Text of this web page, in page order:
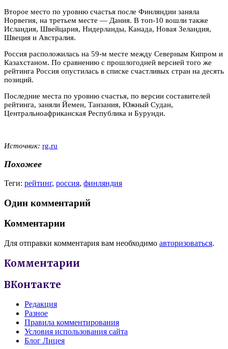
Второе место по уровню счастья после Финляндии заняла
Норвегия, на третьем месте — Дания. В топ-10 вошли также
Исландия, Швейцария, Нидерланды, Канада, Новая Зеландия,
Швеция и Австралия.
Россия расположилась на 59-м месте между Северным Кипром и
Казахстаном. По сравнению с прошлогодней версией того же
рейтинга Россия опустилась в списке счастливых стран на десять
позиций.
Последние места по уровню счастья, по версии составителей
рейтинга, заняли Йемен, Танзания, Южный Судан,
Центральноафриканская Республика и Бурунди.
Источник: rg.ru
Похожее
Теги: рейтинг, россия, финляндия
Один комментарий
Комментарии
Для отправки комментария вам необходимо авторизоваться.
Комментарии
ВКонтакте
Редакция
Разное
Правила комментирования
Условия использования сайта
Блог Лицея